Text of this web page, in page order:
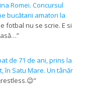
Romei. Concursul
bucătarii amatori la
fotbal nu se scrie. E si
”
de 71 de ani, prins la
în Satu Mare. Un tânăr
”